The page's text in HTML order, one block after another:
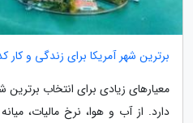
برترین شهر آمریکا برای زندگی و کار
معیارهای زیادی برای انتخاب برترین
دارد. از آب و هوا، نرخ مالیات،